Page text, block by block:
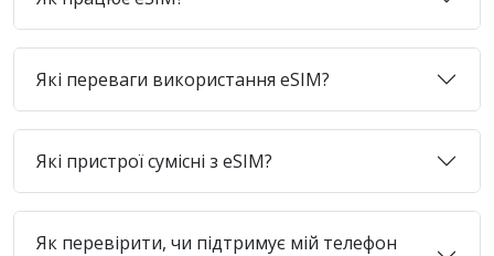
Які переваги використання eSIM?
Які пристрої сумісні з eSIM?
Як перевірити, чи підтримує мій телефон